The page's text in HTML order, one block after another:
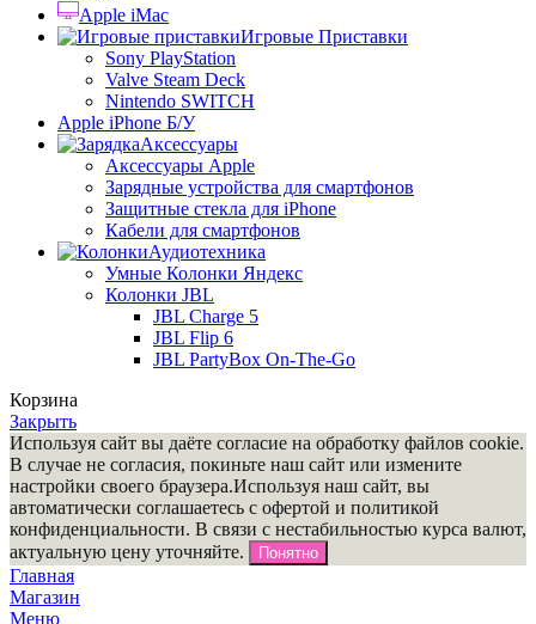
Apple iMac
Игровые Приставки
Sony PlayStation
Valve Steam Deck
Nintendo SWITCH
Apple iPhone Б/У
Аксессуары
Аксессуары Apple
Зарядные устройства для смартфонов
Защитные стекла для iPhone
Кабели для смартфонов
Аудиотехника
Умные Колонки Яндекс
Колонки JBL
JBL Charge 5
JBL Flip 6
JBL PartyBox On-The-Go
Корзина
Закрыть
Используя сайт вы даёте согласие на обработку файлов cookie.
В случае не согласия, покиньте наш сайт или измените
настройки своего браузера.Используя наш сайт, вы
автоматически соглашаетесь с офертой и политикой
конфиденциальности. В связи c нестабильностью курса валют,
актуальную цену уточняйте.
Понятно
Главная
Магазин
Меню